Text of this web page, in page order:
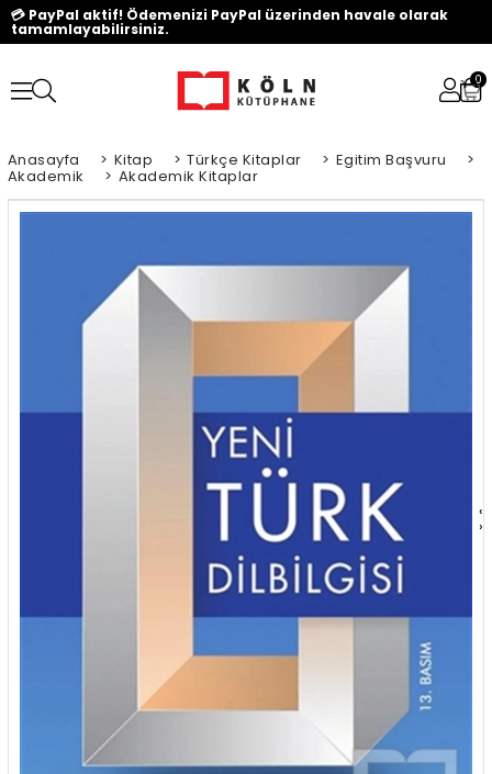
💳 PayPal aktif! Ödemenizi PayPal üzerinden havale olarak
tamamlayabilirsiniz.
0
Anasayfa > Kitap > Türkçe Kitaplar > Egitim Başvuru >
Akademik > Akademik Kitaplar
‹
›